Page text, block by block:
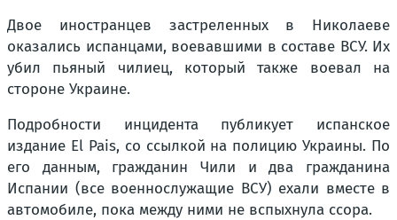
Двое иностранцев застреленных в Николаеве
оказались испанцами, воевавшими в составе ВСУ. Их
убил пьяный чилиец, который также воевал на
стороне Украине.
Подробности инцидента публикует испанское
издание El Pais, со ссылкой на полицию Украины. По
его данным, гражданин Чили и два гражданина
Испании (все военнослужащие ВСУ) ехали вместе в
автомобиле, пока между ними не вспыхнула ссора.